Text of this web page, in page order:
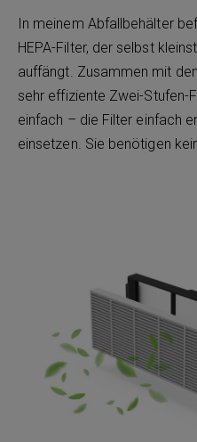
In meinem Abfallbehälter
HEPA-Filter, der selbst
auffängt. Zusammen mit
sehr effiziente Zwei-Stufen-
einfach – die Filter einfach
einsetzen. Sie benötigen